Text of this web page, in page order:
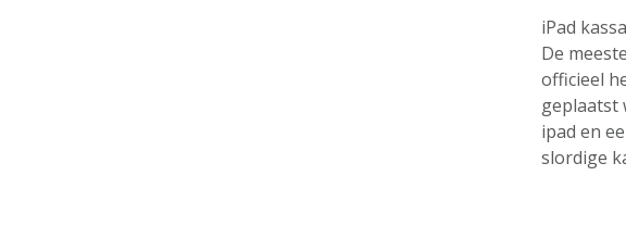
iPad
De
officieel
geplaatst
ipad en
slordige